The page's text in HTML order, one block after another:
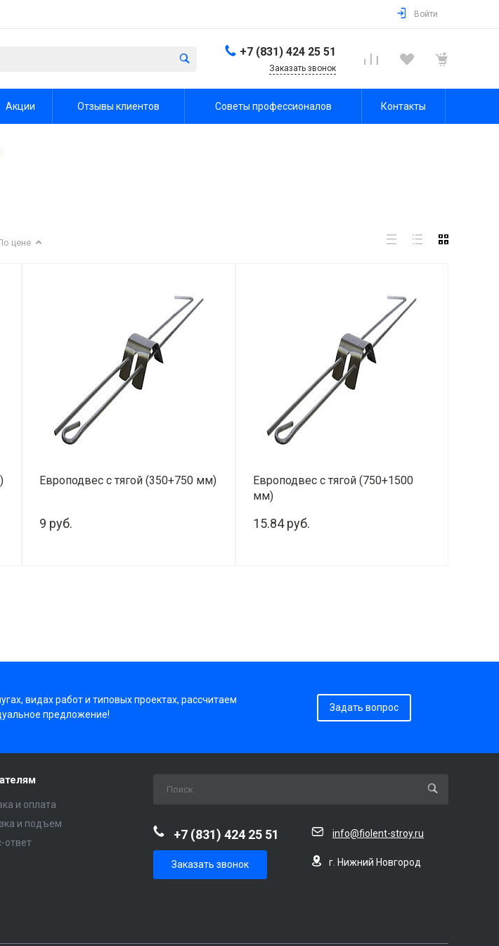
Войти
+7 (831) 424 25 51
Заказать звонок
Акции Отзывы клиентов Советы профессионалов Контакты
цене
Европодвес с тягой (350+750 мм)
9 руб.
Европодвес с тягой (750+1500
мм)
15.84 руб.
видах работ и типовых проектах, рассчитаем
предложение!
Задать вопрос
и оплата
и подъем
ответ
+7 (831) 424 25 51
Заказать звонок
info@fiolent-stroy.ru
г. Нижний Новгород